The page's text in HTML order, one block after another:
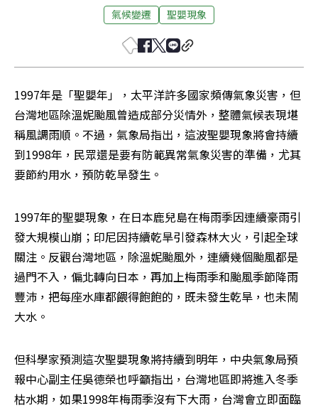
氣候變遷 聖嬰現象
1997年是「聖嬰年」，太平洋許多國家頻傳氣象災害，但
台灣地區除溫妮颱風曾造成部分災情外，整體氣候表現堪
稱風調雨順。不過，氣象局指出，這波聖嬰現象將會持續
到1998年，民眾還是要有防範異常氣象災害的準備，尤其
要節約用水，預防乾旱發生。
1997年的聖嬰現象，在日本鹿兒島在梅雨季因連續豪雨引
發大規模山崩；印尼因持續乾旱引發森林大火，引起全球
關注。反觀台灣地區，除溫妮颱風外，連續幾個颱風都是
過門不入，偏北轉向日本，再加上梅雨季和颱風季節降雨
豐沛，把每座水庫都餵得飽飽的，既未發生乾旱，也未鬧
大水。
但科學家預測這次聖嬰現象將持續到明年，中央氣象局預
報中心副主任吳德榮也呼籲指出，台灣地區即將進入冬季
枯水期，如果1998年梅雨季沒有下大雨，台灣會立即面臨